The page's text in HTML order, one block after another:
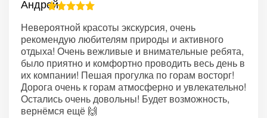
Невероятной красоты экскурсия, очень
рекомендую любителям природы и активного
отдыха! Очень вежливые и внимательные ребята,
было приятно и комфортно проводить весь день в
их компании! Пешая прогулка по горам восторг!
Дорога очень к горам атмосферно и увлекательно!
Остались очень довольны! Будет возможность,
вернёмся ещё 🙌